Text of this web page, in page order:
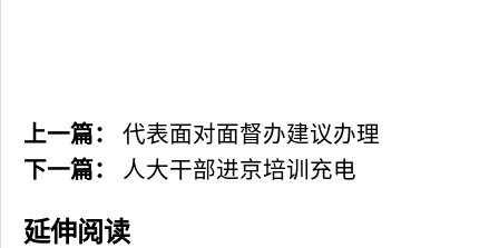
上一篇：
代表面对面督办建议办理
下一篇：
人大干部进京培训充电
延伸阅读